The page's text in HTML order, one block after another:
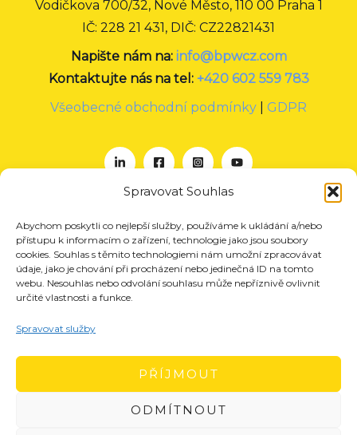
Spravovat Souhlas
Abychom poskytli co nejlepší služby, používáme k ukládání a/nebo
přístupu k informacím o zařízení, technologie jako jsou soubory
cookies. Souhlas s těmito technologiemi nám umožní zpracovávat
údaje, jako je chování při procházení nebo jedinečná ID na tomto
webu. Nesouhlas nebo odvolání souhlasu může nepříznivě ovlivnit
určité vlastnosti a funkce.
Spravovat služby
PŘÍJMOUT
ODMÍTNOUT
Vodičkova 700/32, Nové Město, 110 00 Praha 1
IČ: 228 21 431, DIČ: CZ22821431
Napište nám na: info@bpwcz.com
Kontaktujte nás na tel: +420 602 559 783
Všeobecné obchodní podmínky
GDPR
O nás
Projekty
Členství
Kontakt